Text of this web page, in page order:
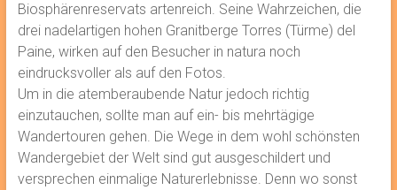
Biosphärenreservats artenreich. Seine Wahrzeichen, die
drei nadelartigen hohen Granitberge Torres (Türme) del
Paine, wirken auf den Besucher in natura noch
eindrucksvoller als auf den Fotos.
Um in die atemberaubende Natur jedoch richtig
einzutauchen, sollte man auf ein- bis mehrtägige
Wandertouren gehen. Die Wege in dem wohl schönsten
Wandergebiet der Welt sind gut ausgeschildert und
versprechen einmalige Naturerlebnisse. Denn wo sonst